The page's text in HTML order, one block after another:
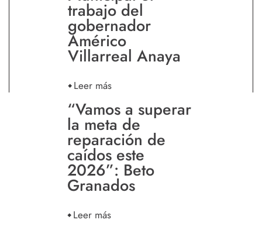
trabajo del
gobernador
Américo
Villarreal Anaya
Leer más
“Vamos a superar
la meta de
reparación de
caídos este
2026”: Beto
Granados
Leer más